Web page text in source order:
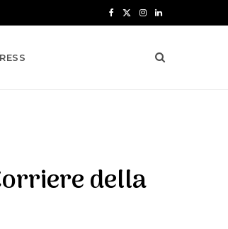
k e
I L
n
della